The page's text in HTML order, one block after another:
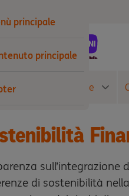
principale
principale
Corrente Carte
di sostenibilità